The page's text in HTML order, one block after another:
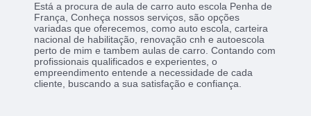
Está a procura de aula de carro auto escola Penha de
França, Conheça nossos serviços, são opções
variadas que oferecemos, como auto escola, carteira
nacional de habilitação, renovação cnh e autoescola
perto de mim e tambem aulas de carro. Contando com
profissionais qualificados e experientes, o
empreendimento entende a necessidade de cada
cliente, buscando a sua satisfação e confiança.